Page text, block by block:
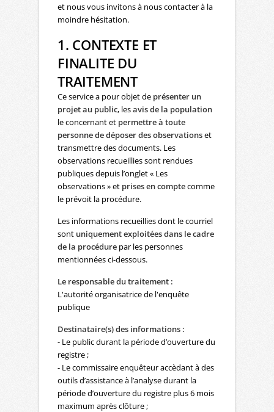
et nous vous invitons à nous contacter à la
moindre hésitation.
1. CONTEXTE ET
FINALITE DU
TRAITEMENT
Ce service a pour objet de présenter un
projet au public, lesavis de la population
le concernant et permettre à toute
personne de déposer des observationset
transmettre des documents. Les
observations recueillies sont rendues
publiques depuis l’onglet « Les
observations » et prises en comptecomme
le prévoit la procédure.
Les informations recueillies dont le courriel
sont uniquement exploitées dans le cadre
de la procédure par les personnes
mentionnées ci-dessous.
Le responsable du traitement :
L'autorité organisatrice de l'enquête
publique
Destinataire(s) des informations :
- Le public durant la période d’ouverture du
registre ;
- Le commissaire enquêteur accèdant à des
outils d’assistance à l’analyse durant la
période d’ouverture du registre plus 6 mois
maximum après clôture ;